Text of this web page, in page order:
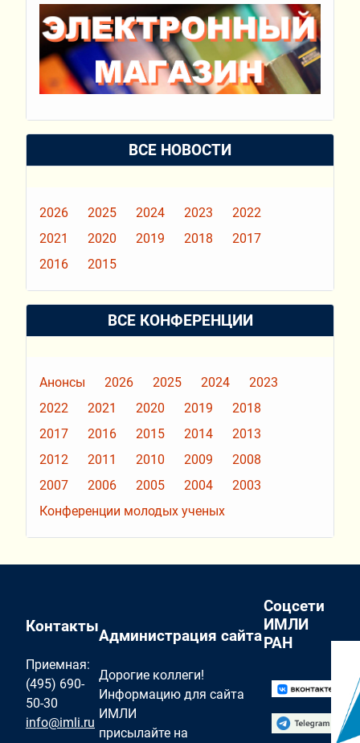
ВСЕ НОВОСТИ
2026 2025 2024 2023
2022
2021
2020 2019 2018
2017
2016
2015
ВСЕ КОНФЕРЕНЦИИ
Анонсы 2026 2025 2024
2023
2022
2021 2020 2019
2018
2017
2016 2015 2014
2013
2012
2011 2010 2009
2008
2007
2006 2005 2004
2003
Конференции молодых ученых
Контакты
Приемная:
(495) 690-
50-30
info@imli.ru
Администрация сайта
Дорогие коллеги!
Информацию для сайта
ИМЛИ
присылайте на
Соцсети
ИМЛИ
РАН